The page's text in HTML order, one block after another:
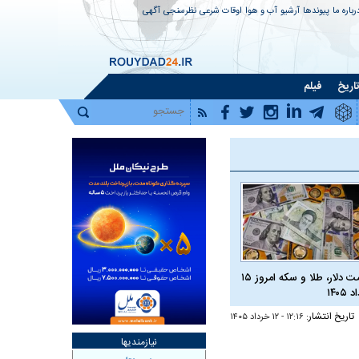
ما پیوندها آرشیو آب و هوا اوقات شرعی نظرسنجی آگهی
تاریخ فیلم
قیمت دلار، طلا و سکه امروز ۱۵
تاریخ انتشار: ۱۲:۱۶ - ۱۲ خرداد ۱۴۰۵
نیازمندیها